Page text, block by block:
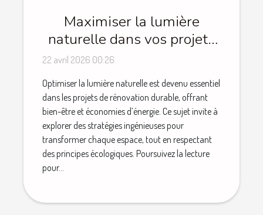
Maximiser la lumière
naturelle dans vos projets
de rénovation durable
22 avril 2026 00:26
Optimiser la lumière naturelle est devenu essentiel
dans les projets de rénovation durable, offrant
bien-être et économies d’énergie. Ce sujet invite à
explorer des stratégies ingénieuses pour
transformer chaque espace, tout en respectant
des principes écologiques. Poursuivez la lecture
pour...